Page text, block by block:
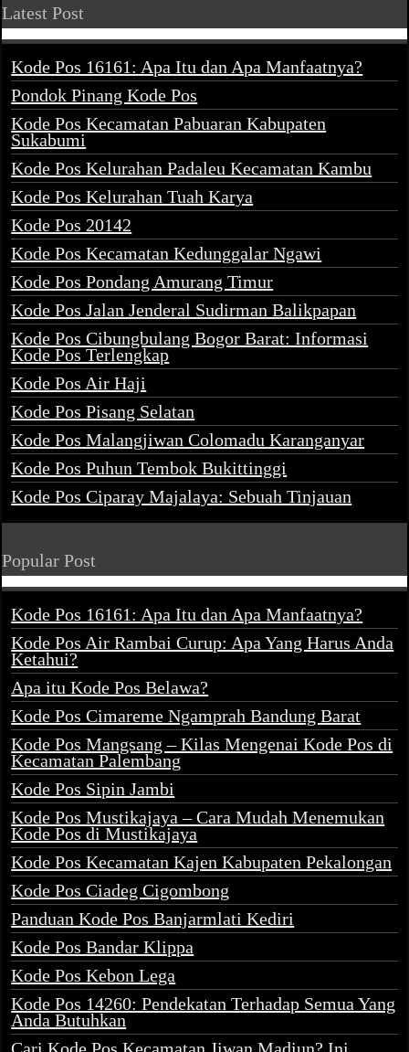
Latest Post
Kode Pos 16161: Apa Itu dan Apa Manfaatnya?
Pondok Pinang Kode Pos
Kode Pos Kecamatan Pabuaran Kabupaten
Sukabumi
Kode Pos Kelurahan Padaleu Kecamatan Kambu
Kode Pos Kelurahan Tuah Karya
Kode Pos 20142
Kode Pos Kecamatan Kedunggalar Ngawi
Kode Pos Pondang Amurang Timur
Kode Pos Jalan Jenderal Sudirman Balikpapan
Kode Pos Cibungbulang Bogor Barat: Informasi
Kode Pos Terlengkap
Kode Pos Air Haji
Kode Pos Pisang Selatan
Kode Pos Malangjiwan Colomadu Karanganyar
Kode Pos Puhun Tembok Bukittinggi
Kode Pos Ciparay Majalaya: Sebuah Tinjauan
Popular Post
Kode Pos 16161: Apa Itu dan Apa Manfaatnya?
Kode Pos Air Rambai Curup: Apa Yang Harus Anda
Ketahui?
Apa itu Kode Pos Belawa?
Kode Pos Cimareme Ngamprah Bandung Barat
Kode Pos Mangsang – Kilas Mengenai Kode Pos di
Kecamatan Palembang
Kode Pos Sipin Jambi
Kode Pos Mustikajaya – Cara Mudah Menemukan
Kode Pos di Mustikajaya
Kode Pos Kecamatan Kajen Kabupaten Pekalongan
Kode Pos Ciadeg Cigombong
Panduan Kode Pos Banjarmlati Kediri
Kode Pos Bandar Klippa
Kode Pos Kebon Lega
Kode Pos 14260: Pendekatan Terhadap Semua Yang
Anda Butuhkan